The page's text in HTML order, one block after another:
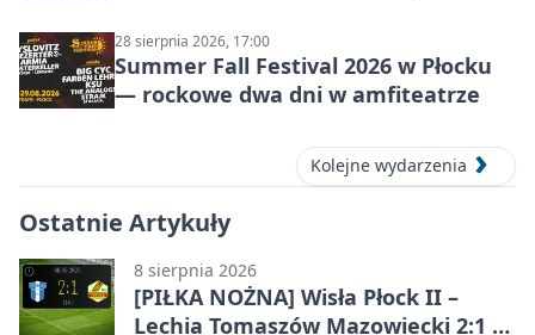
28 sierpnia 2026, 17:00
Summer Fall Festival 2026 w Płocku
— rockowe dwa dni w amfiteatrze
Kolejne wydarzenia
Ostatnie Artykuły
8 sierpnia 2026
[PIŁKA NOŻNA] Wisła Płock II –
Lechia Tomaszów Mazowiecki 2:1 w